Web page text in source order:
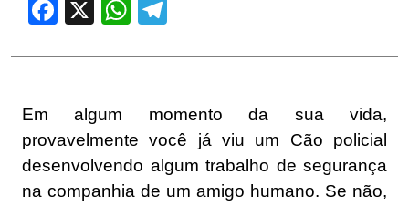
Facebook WhatsApp
Em algum momento da sua vida,
provavelmente você já viu um Cão policial
desenvolvendo algum trabalho de segurança
na companhia de um amigo humano. Se não,